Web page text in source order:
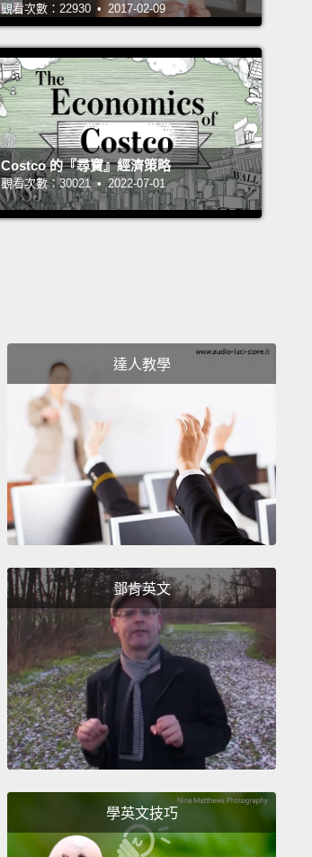
觀看次數：22930 • 2017-02-09
Costco 的『尋寶』經濟策略
觀看次數：30021 • 2022-07-01
達人教學
鄧肯英文
學英文技巧